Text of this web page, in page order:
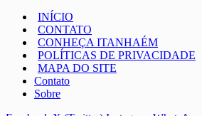
INÍCIO
CONTATO
CONHEÇA ITANHAÉM
POLÍTICAS DE PRIVACIDADE
MAPA DO SITE
Contato
Sobre